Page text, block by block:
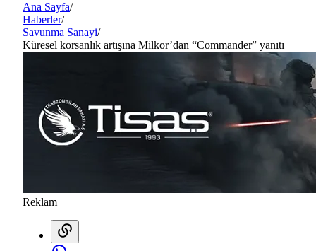
Ana Sayfa/
Haberler/
Savunma Sanayi/
Küresel korsanlık artışına Milkor’dan “Commander” yanıtı
Reklam